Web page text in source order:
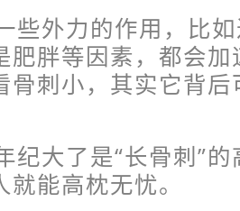
些外力的作用，比
肥胖等因素，都会加
骨刺小，其实它背
纪大了是“长骨刺”
能高枕无忧。